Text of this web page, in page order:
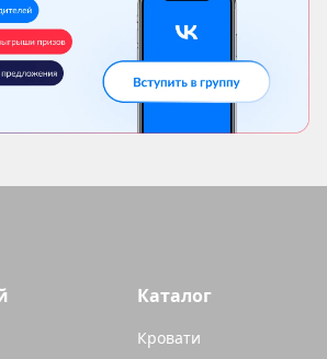
Каталог
Кровати